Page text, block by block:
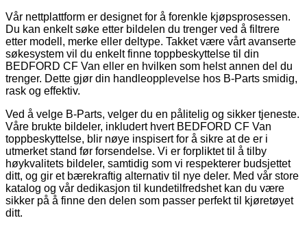
Vår nettplattform er designet for å forenkle kjøpsprosessen.
Du kan enkelt søke etter bildelen du trenger ved å filtrere
etter modell, merke eller deltype. Takket være vårt avanserte
søkesystem vil du enkelt finne toppbeskyttelse til din
BEDFORD CF Van eller en hvilken som helst annen del du
trenger. Dette gjør din handleopplevelse hos B-Parts smidig,
rask og effektiv.
Ved å velge B-Parts, velger du en pålitelig og sikker tjeneste.
Våre brukte bildeler, inkludert hvert BEDFORD CF Van
toppbeskyttelse, blir nøye inspisert for å sikre at de er i
utmerket stand før forsendelse. Vi er forpliktet til å tilby
høykvalitets bildeler, samtidig som vi respekterer budsjettet
ditt, og gir et bærekraftig alternativ til nye deler. Med vår store
katalog og vår dedikasjon til kundetilfredshet kan du være
sikker på å finne den delen som passer perfekt til kjøretøyet
ditt.